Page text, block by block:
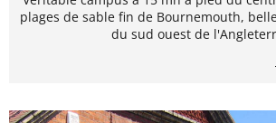
plages de sable fin de Bournemouth,
du sud ouest de